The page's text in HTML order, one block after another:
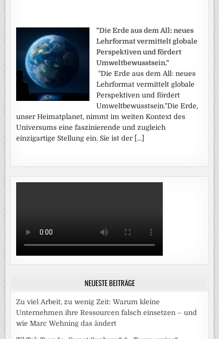
"Die Erde aus dem All: neues
Lehrformat vermittelt globale
Perspektiven und fördert
Umweltbewusstsein."
"Die Erde aus dem All: neues
Lehrformat vermittelt globale
Perspektiven und fördert
Umweltbewusstsein."Die Erde,
unser Heimatplanet, nimmt im weiten Kontext des
Universums eine faszinierende und zugleich
einzigartige Stellung ein. Sie ist der […]
NEUESTE BEITRÄGE
Zu viel Arbeit, zu wenig Zeit: Warum kleine
Unternehmen ihre Ressourcen falsch einsetzen – und
wie Marc Wehning das ändert